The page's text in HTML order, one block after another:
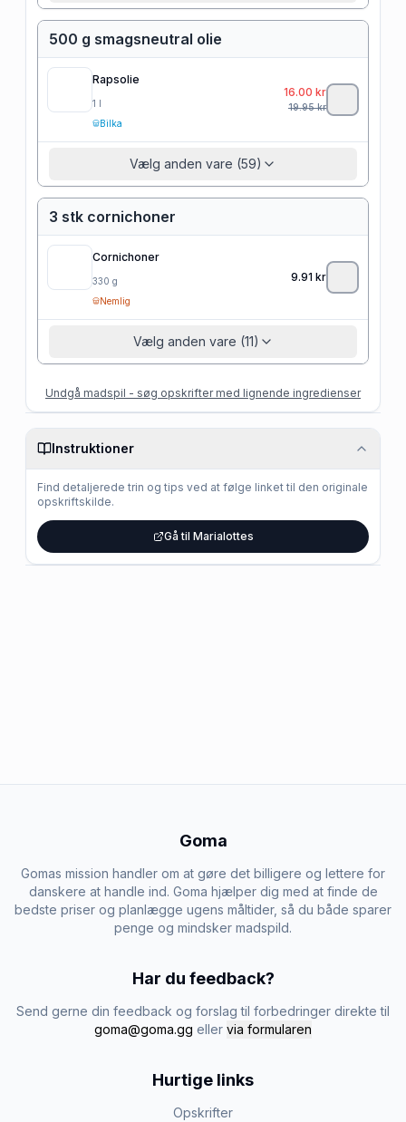
500 g smagsneutral olie
Rapsolie
1 l
Bilka
16.00 kr
19.95kr
Vælg anden vare (59)
3 stk cornichoner
Cornichoner
330 g
Nemlig
9.91 kr
Vælg anden vare (11)
Undgå madspil - søg opskrifter med lignende ingredienser
Instruktioner
Find detaljerede trin og tips ved at følge linket til den originale
opskriftskilde.
Gå til Marialottes
Goma
Gomas mission handler om at gøre det billigere og lettere for
danskere at handle ind. Goma hjælper dig med at finde de
bedste priser og planlægge ugens måltider, så du både sparer
penge og mindsker madspild.
Har du feedback?
Send gerne din feedback og forslag til forbedringer direkte til
goma@goma.gg eller via formularen
Hurtige links
Opskrifter